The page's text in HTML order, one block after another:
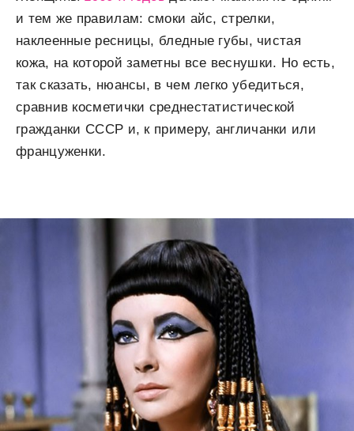
и тем же правилам: смоки айс, стрелки,
наклеенные ресницы, бледные губы, чистая
кожа, на которой заметны все веснушки. Но есть,
так сказать, нюансы, в чем легко убедиться,
сравнив косметички среднестатистической
гражданки СССР и, к примеру, англичанки или
француженки.